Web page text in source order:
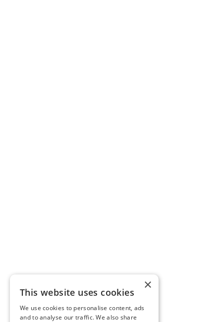
×
This website uses cookies
We use cookies to personalise content, ads
and to analyse our traffic. We also share